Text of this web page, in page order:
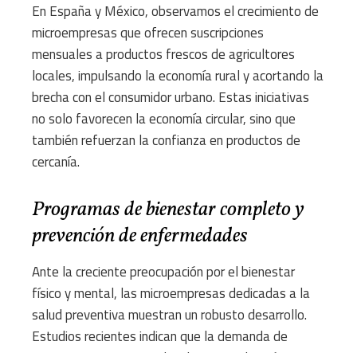
En España y México, observamos el crecimiento de
microempresas que ofrecen suscripciones
mensuales a productos frescos de agricultores
locales, impulsando la economía rural y acortando la
brecha con el consumidor urbano. Estas iniciativas
no solo favorecen la economía circular, sino que
también refuerzan la confianza en productos de
cercanía.
Programas de bienestar completo y
prevención de enfermedades
Ante la creciente preocupación por el bienestar
físico y mental, las microempresas dedicadas a la
salud preventiva muestran un robusto desarrollo.
Estudios recientes indican que la demanda de